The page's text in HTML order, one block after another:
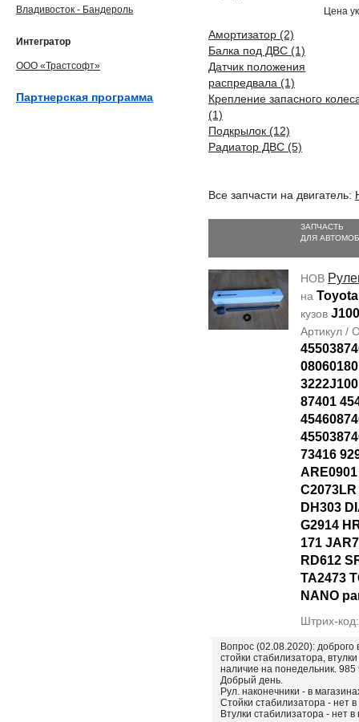
Цена
Амортизатор (2)
Балка под ДВС (1)
Датчик положения
распредвала (1)
Крепление запасного
(1)
Подкрылок (12)
Радиатор ДВС (5)
Все запчасти на двигатель:
ЗАПЧАСТЬ
ДЛЯ
НОВ
на
кузов
Артикул /
87401
73416
DH303
G2914
171
RD612
TA2473
NANO
Штрих-
Вопрос (02.08.2020): доброго
стойки стабилизатора,
наличие на понедельник.
Добрый день.
Рул. наконечники - в
Стойки стабилизатора - нет
Втулки стабилизатора - нет в
Владивосток - Бандероль
Интегратор
ООО «Трастсофт»
Партнерская программа